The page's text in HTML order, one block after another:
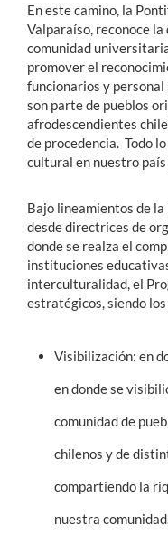
En este camino, la
Valparaíso, reconoce
comunidad
promover el
funcionarios y
son parte de pueblos
afrodescendientes
de procedencia. Todo
cultural en nuestro país
Bajo lineamientos de la
desde directrices de
donde se realza el
instituciones
interculturalidad, el
estratégicos, siendo
Visibilización: en
en donde se
comunidad de
chilenos y de
compartiendo la
nuestra comunidad.